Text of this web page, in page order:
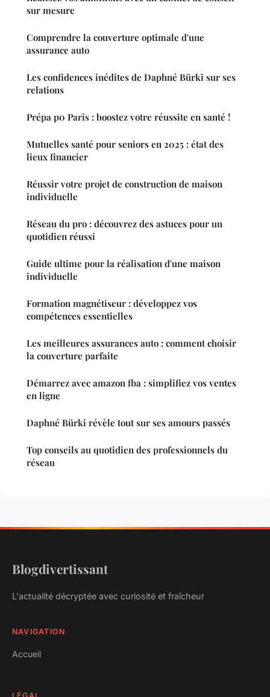
sur mesure
Comprendre la couverture optimale d'une
assurance auto
Les confidences inédites de Daphné Bürki sur ses
relations
Prépa p0 Paris : boostez votre réussite en santé !
Mutuelles santé pour seniors en 2025 : état des
lieux financier
Réussir votre projet de construction de maison
individuelle
Réseau du pro : découvrez des astuces pour un
quotidien réussi
Guide ultime pour la réalisation d'une maison
individuelle
Formation magnétiseur : développez vos
compétences essentielles
Les meilleures assurances auto : comment choisir
la couverture parfaite
Démarrez avec amazon fba : simplifiez vos ventes
en ligne
Daphné Bürki révèle tout sur ses amours passés
Top conseils au quotidien des professionnels du
réseau
Blogdivertissant
L'actualité décryptée avec curiosité et fraîcheur
NAVIGATION
Accueil